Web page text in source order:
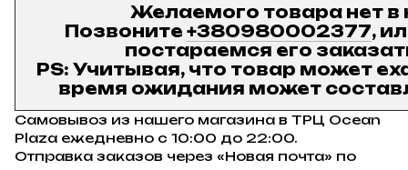
Желаемого товара нет в
Позвоните +380980002377,
постараемся его
PS: Учитывая, что товар может
время ожидания может
Самовывоз из нашего магазина в ТРЦ Ocean
Plaza ежедневно с 10:00 до 22:00.
Отправка заказов через «Новая почта» по